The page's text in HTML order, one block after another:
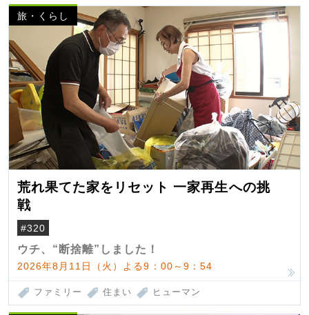
旅・くらし
荒れ果てた家をリセット 一家再生への挑
戦
#320
ウチ、“断捨離”しました！
2026年8月11日（火）よる9：00～9：54
ファミリー 住まい ヒューマン